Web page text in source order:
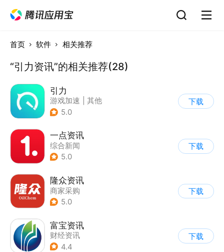
首页 软件 相关推荐
“引力资讯”的相关推荐(28)
引力
游戏加速
其他
5.0
下载
一点资讯
综合新闻
5.0
下载
隆众资讯
商家采购
5.0
下载
富宝资讯
财经资讯
4.4
下载